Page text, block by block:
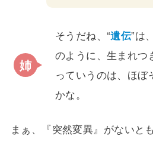
そうだね、“遺伝”は
のように、生まれつ
っていうのは、ほぼ
かな。
まぁ、『突然変異』がないと